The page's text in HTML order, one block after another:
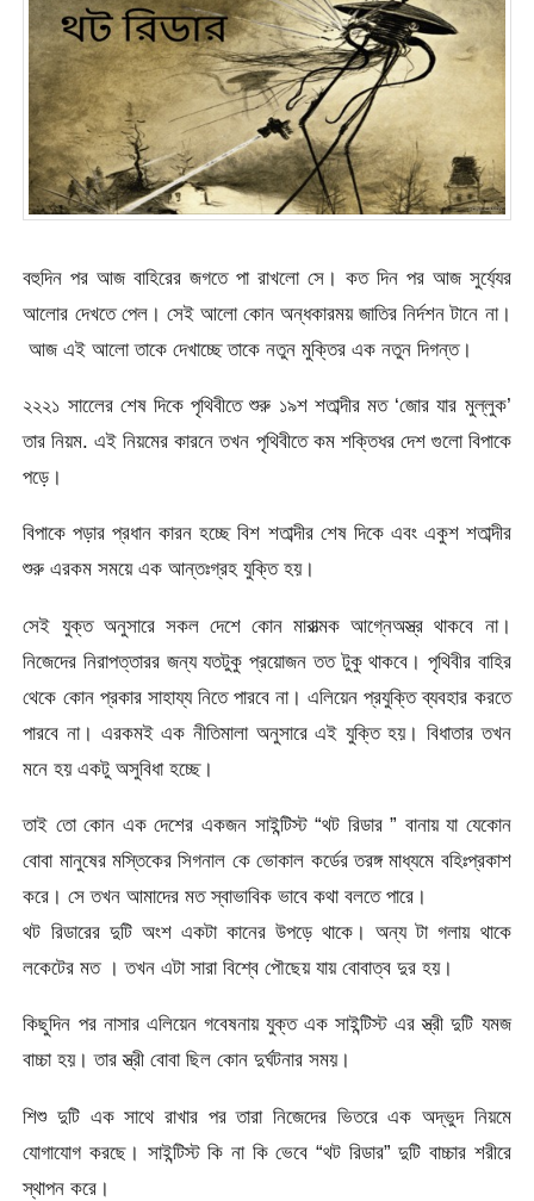
বহুদিন পর আজ বাহিরের জগতে পা রাখলো সে। কত দিন পর আজ সুর্য্যের
আলোর দেখতে পেল। সেই আলো কোন অন্ধকারময় জাতির নির্দশন টানে না।
আজ এই আলো তাকে দেখাচ্ছে তাকে নতুন মুক্তির এক নতুন দিগন্ত।
২২২১ সালেের শেষ দিকে পৃথিবীতে শুরু ১৯শ শতাব্দীর মত ‘জোর যার মুল্লুক’
তার নিয়ম. এই নিয়মের কারনে তখন পৃথিবীতে কম শক্তিধর দেশ গুলো বিপাকে
পড়ে।
বিপাকে পড়ার প্রধান কারন হচ্ছে বিশ শতাব্দীর শেষ দিকে এবং একুশ শতাব্দীর
শুরু এরকম সময়ে এক আন্তঃগ্রহ যুক্তি হয়।
সেই যুক্ত অনুসারে সকল দেশে কোন মারাত্মক আগ্নেঅস্ত্র থাকবে না।
নিজেদের নিরাপত্তারর জন্য যতটুকু প্রয়োজন তত টুকু থাকবে। পৃথিবীর বাহির
থেকে কোন প্রকার সাহায্য নিতে পারবে না। এলিয়েন প্রযুক্তি ব্যবহার করতে
পারবে না। এরকমই এক নীতিমালা অনুসারে এই যুক্তি হয়। বিধাতার তখন
মনে হয় একটু অসুবিধা হচ্ছে।
তাই তো কোন এক দেশের একজন সাইন্টিস্ট “থট রিডার ” বানায় যা যেকোন
বোবা মানুষের মস্তিকের সিগনাল কে ভোকাল কর্ডের তরঙ্গ মাধ্যমে বহিঃপ্রকাশ
করে। সে তখন আমাদের মত স্বাভাবিক ভাবে কথা বলতে পারে।
থট রিডারের দুটি অংশ একটা কানের উপড়ে থাকে। অন্য টা গলায় থাকে
লকেটের মত । তখন এটা সারা বিশ্বে পৌছেয় যায় বোবাত্ব দুর হয়।
কিছুদিন পর নাসার এলিয়েন গবেষনায় যুক্ত এক সাইন্টিস্ট এর স্ত্রী দুটি যমজ
বাচ্চা হয়। তার স্ত্রী বোবা ছিল কোন দুর্ঘটনার সময়।
শিশু দুটি এক সাথে রাখার পর তারা নিজেদের ভিতরে এক অদ্ভুদ নিয়মে
যোগাযোগ করছে। সাইন্টিস্ট কি না কি ভেবে “থট রিডার” দুটি বাচ্চার শরীরে
স্থাপন করে।